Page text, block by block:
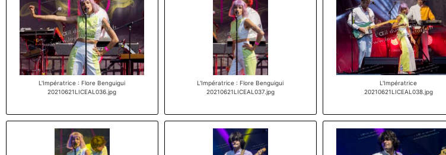
L'Impératrice : Flore Benguigui
20210621LICEAL036.jpg
L'Impératrice : Flore Benguigui
20210621LICEAL037.jpg
L'Impératrice
20210621LICEAL038.jpg